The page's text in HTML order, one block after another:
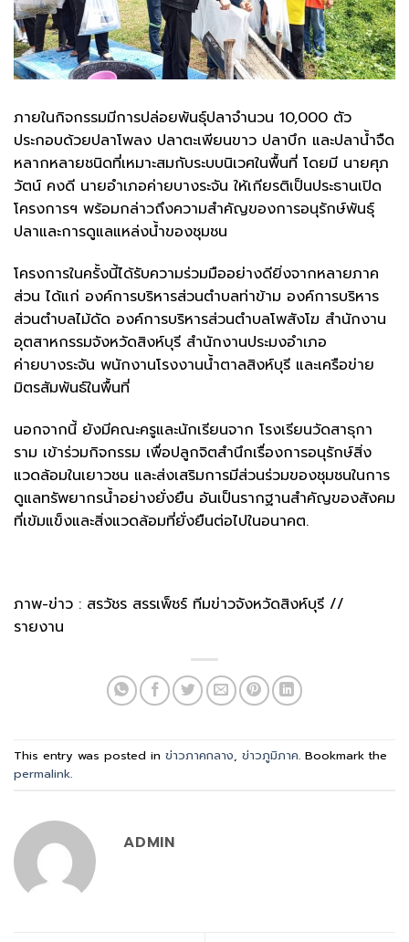
ภายในกิจกรรมมีการปล่อยพันธุ์ปลาจำนวน 10,000 ตัว
ประกอบด้วยปลาโพลง ปลาตะเพียนขาว ปลาบึก และปลาน้ำจืด
หลากหลายชนิดที่เหมาะสมกับระบบนิเวศในพื้นที่ โดยมี นายศุภ
วัตน์ คงดี นายอำเภอค่ายบางระจัน ให้เกียรติเป็นประธานเปิด
โครงการฯ พร้อมกล่าวถึงความสำคัญของการอนุรักษ์พันธุ์
ปลาและการดูแลแหล่งน้ำของชุมชน
โครงการในครั้งนี้ได้รับความร่วมมืออย่างดียิ่งจากหลายภาค
ส่วน ได้แก่ องค์การบริหารส่วนตำบลท่าข้าม องค์การบริหาร
ส่วนตำบลไม้ดัด องค์การบริหารส่วนตำบลโพสังโฆ สำนักงาน
อุตสาหกรรมจังหวัดสิงห์บุรี สำนักงานประมงอำเภอ
ค่ายบางระจัน พนักงานโรงงานน้ำตาลสิงห์บุรี และเครือข่าย
มิตรสัมพันธ์ในพื้นที่
นอกจากนี้ ยังมีคณะครูและนักเรียนจาก โรงเรียนวัดสาธุกา
ราม เข้าร่วมกิจกรรม เพื่อปลูกจิตสำนึกเรื่องการอนุรักษ์สิ่ง
แวดล้อมในเยาวชน และส่งเสริมการมีส่วนร่วมของชุมชนในการ
ดูแลทรัพยากรน้ำอย่างยั่งยืน อันเป็นรากฐานสำคัญของสังคม
ที่เข้มแข็งและสิ่งแวดล้อมที่ยั่งยืนต่อไปในอนาคต.
ภาพ-ข่าว : สรวัชร สรรเพ็ชร์ ทีมข่าวจังหวัดสิงห์บุรี //
รายงาน
This entry was posted in ข่าวภาคกลาง, ข่าวภูมิภาค. Bookmark the
permalink.
ADMIN